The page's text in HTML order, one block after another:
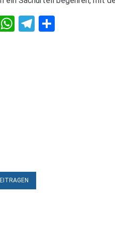
WhatsApp
Telegram